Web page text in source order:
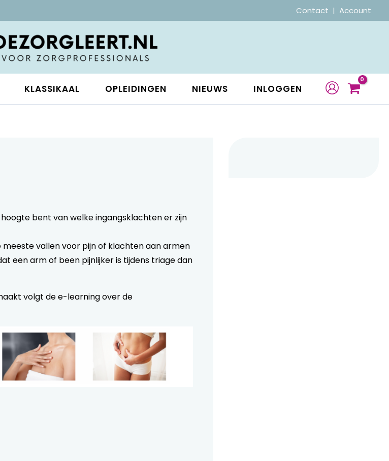
Contact | Account
KLASSIKAAL OPLEIDINGEN NIEUWS INLOGGEN
bent van welke ingangsklachten er zijn
meeste vallen voor pijn of klachten aan armen
een arm of been pijnlijker is tijdens triage dan
volgt de e-learning over de